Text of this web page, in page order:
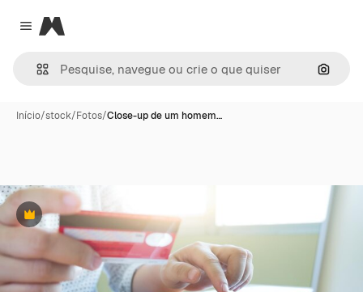
Close menu
Magnific
Início/stock/Fotos/Close-up de um homem…
Premium